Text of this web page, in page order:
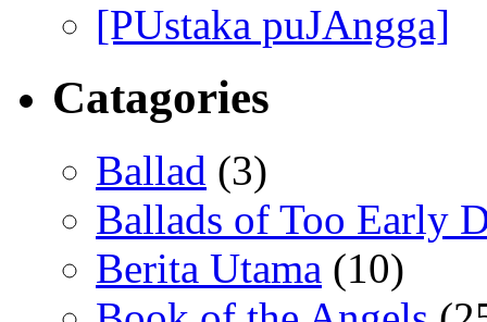
[PUstaka puJAngga]
Catagories
Ballad (3)
Ballads of Too Early
Berita Utama (10)